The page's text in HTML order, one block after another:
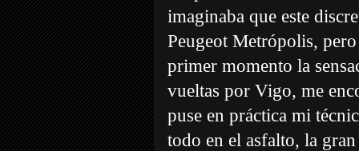
imaginaba que este
Peugeot Metrópolis,
primer momento la
vueltas por Vigo, me
puse en práctica mi
todo en el asfalto, la